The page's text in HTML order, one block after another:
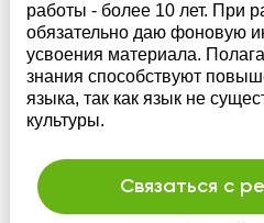
работы - более 10 лет. При
обязательно даю фоновую
усвоения материала.
знания способствуют
языка, так как язык не
культуры.
Связаться с